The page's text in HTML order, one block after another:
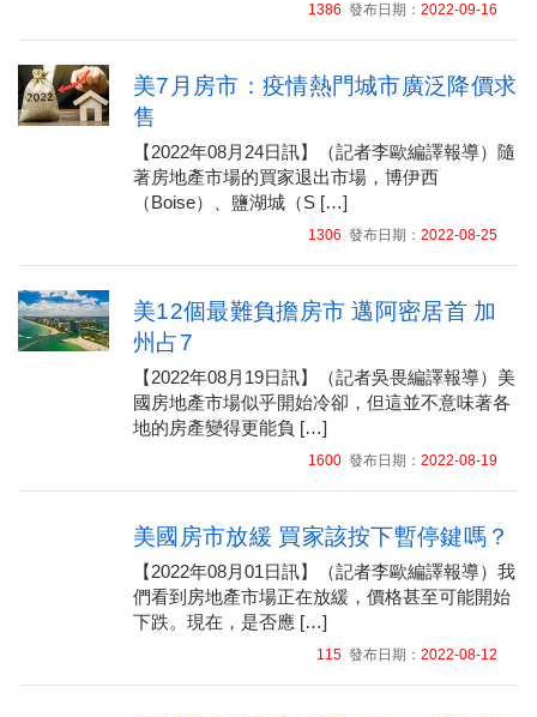
1386 發布日期： 2022-09-16
美7月房市：疫情熱門城市廣泛降價求
售
【2022年08月24日訊】（記者李歐編譯報導）隨
著房地產市場的買家退出市場，博伊西
（Boise）、鹽湖城（S […]
1306 發布日期： 2022-08-25
美12個最難負擔房市 邁阿密居首 加
州占7
【2022年08月19日訊】（記者吳畏編譯報導）美
國房地產市場似乎開始冷卻，但這並不意味著各
地的房產變得更能負 […]
1600發布日期： 2022-08-19
美國房市放緩 買家該按下暫停鍵嗎？
【2022年08月01日訊】（記者李歐編譯報導）我
們看到房地產市場正在放緩，價格甚至可能開始
下跌。現在，是否應 […]
115發布日期： 2022-08-12